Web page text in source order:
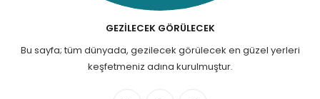
GEZILECEK GÖRÜLECEK
Bu sayfa; tüm dünyada, gezilecek görülecek en güzel yerleri
keşfetmeniz adına kurulmuştur.